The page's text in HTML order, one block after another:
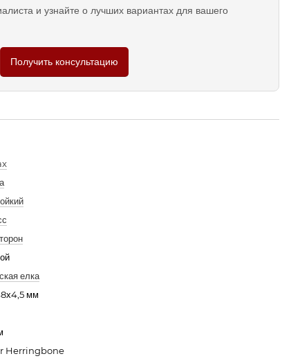
и узнайте о лучших вариантах для вашего
Получить консультацию
елка
мм
Herringbone